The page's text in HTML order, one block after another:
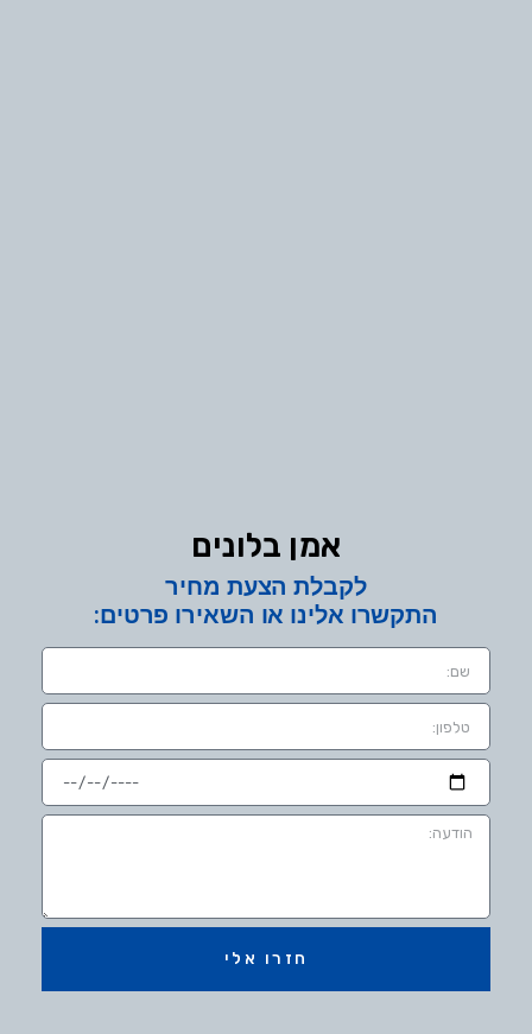
אמן בלונים
לקבלת הצעת מחיר
התקשרו אלינו או השאירו פרטים:
חזרו אלי